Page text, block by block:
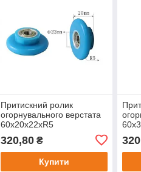
Притискний ролик
огорнувального верстата
60x20x22xR5
320,80₴
Купити